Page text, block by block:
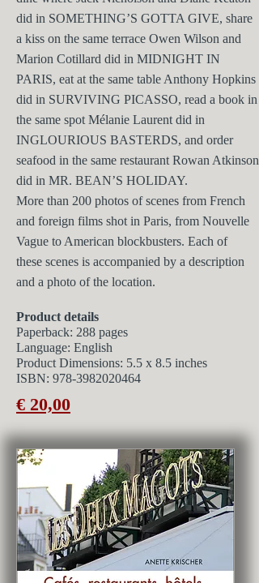
did in SOMETHING’S GOTTA GIVE, share
a kiss on the same terrace Owen Wilson and
Marion Cotillard did in MIDNIGHT IN
PARIS, eat at the same table Anthony Hopkins
did in SURVIVING PICASSO, read a book in
the same spot Mélanie Laurent did in
INGLOURIOUS BASTERDS, and order
seafood in the same restaurant Rowan Atkinson
did in MR. BEAN’S HOLIDAY.
More than 200 photos of scenes from French
and foreign films shot in Paris, from Nouvelle
Vague to American blockbusters. Each of
these scenes is accompanied by a description
and a photo of the location.
Product details
Paperback: 288 pages
Language: English
Product Dimensions: 5.5 x 8.5 inches
ISBN: 978-3982020464
€ 20,00